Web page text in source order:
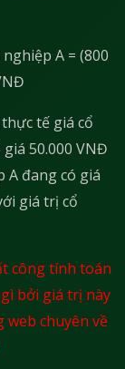
A = (800
tế giá cổ
50.000 VNĐ
đang có giá
giá trị cổ
công tính toán
bởi giá trị này
web chuyên về